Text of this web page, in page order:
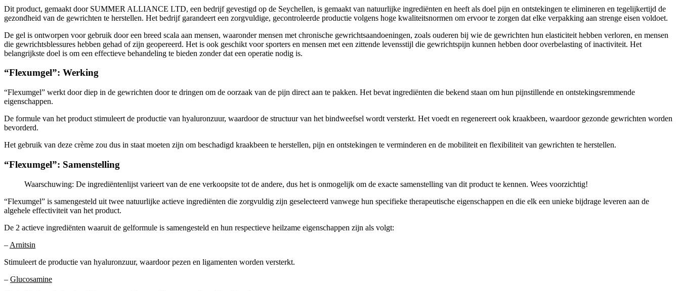
Dit product, gemaakt door SUMMER ALLIANCE LTD, een bedrijf gevestigd op de Seychellen, is gemaakt van natuurlijke ingrediënten en heeft als doel pijn en ontstekingen te elimineren en tegelijkertijd de
gezondheid van de gewrichten te herstellen. Het bedrijf garandeert een zorgvuldige, gecontroleerde productie volgens hoge kwaliteitsnormen om ervoor te zorgen dat elke verpakking aan strenge eisen voldoet.
De gel is ontworpen voor gebruik door een breed scala aan mensen, waaronder mensen met chronische gewrichtsaandoeningen, zoals ouderen bij wie de gewrichten hun elasticiteit hebben verloren, en mensen
die gewrichtsblessures hebben gehad of zijn geopereerd. Het is ook geschikt voor sporters en mensen met een zittende levensstijl die gewrichtspijn kunnen hebben door overbelasting of inactiviteit. Het
belangrijkste doel is om een effectieve behandeling te bieden zonder dat een operatie nodig is.
“Flexumgel”: Werking
“Flexumgel” werkt door diep in de gewrichten door te dringen om de oorzaak van de pijn direct aan te pakken. Het bevat ingrediënten die bekend staan om hun pijnstillende en ontstekingsremmende
eigenschappen.
De formule van het product stimuleert de productie van hyaluronzuur, waardoor de structuur van het bindweefsel wordt versterkt. Het voedt en regenereert ook kraakbeen, waardoor gezonde gewrichten worden
bevorderd.
Het gebruik van deze crème zou dus in staat moeten zijn om beschadigd kraakbeen te herstellen, pijn en ontstekingen te verminderen en de mobiliteit en flexibiliteit van gewrichten te herstellen.
“Flexumgel”: Samenstelling
Waarschuwing: De ingrediëntenlijst varieert van de ene verkoopsite tot de andere, dus het is onmogelijk om de exacte samenstelling van dit product te kennen. Wees voorzichtig!
“Flexumgel” is samengesteld uit twee natuurlijke actieve ingrediënten die zorgvuldig zijn geselecteerd vanwege hun specifieke therapeutische eigenschappen en die elk een unieke bijdrage leveren aan de
algehele effectiviteit van het product.
De 2 actieve ingrediënten waaruit de gelformule is samengesteld en hun respectieve heilzame eigenschappen zijn als volgt:
– Arnitsin
Stimuleert de productie van hyaluronzuur, waardoor pezen en ligamenten worden versterkt.
– Glucosamine